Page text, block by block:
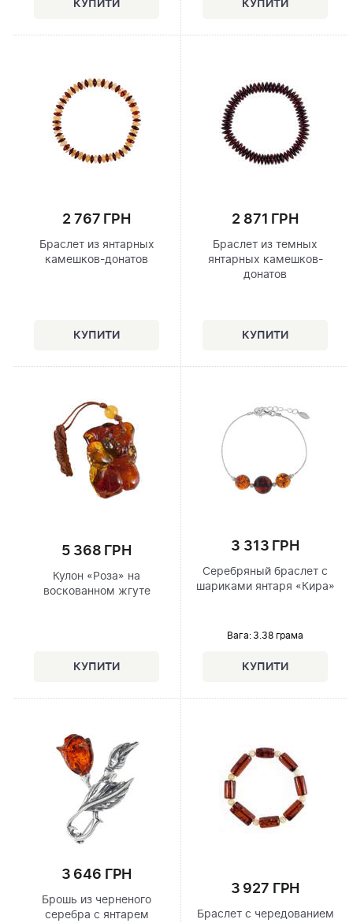
2 767 ГРН
Браслет из янтарных
камешков-донатов
2 871 ГРН
Браслет из темных
янтарных камешков-
донатов
5 368 ГРН
Кулон «Роза» на
воскованном жгуте
3 313 ГРН
Серебряный браслет с
шариками янтаря «Кира»
Вага: 3.38 грама
3 646 ГРН
Брошь из черненого
серебра с янтарем
3 927 ГРН
Браслет с чередованием